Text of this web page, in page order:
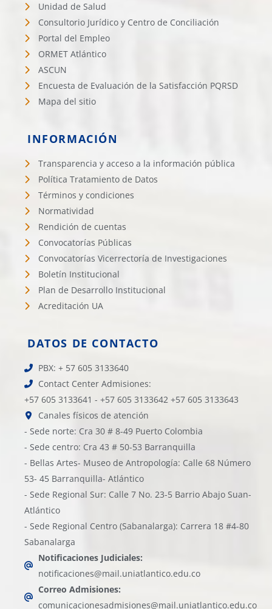
Unidad de Salud
Consultorio Jurídico y Centro de Conciliación
Portal del Empleo
ORMET Atlántico
ASCUN
Encuesta de Evaluación de la Satisfacción PQRSD
Mapa del sitio
INFORMACIÓN
Transparencia y acceso a la información pública
Política Tratamiento de Datos
Términos y condiciones
Normatividad
Rendición de cuentas
Convocatorías Públicas
Convocatorías Vicerrectoría de Investigaciones
Boletín Institucional
Plan de Desarrollo Institucional
Acreditación UA
DATOS DE CONTACTO
PBX: + 57 605 3133640
Contact Center Admisiones:
+57 605 3133641 - +57 605 3133642 +57 605 3133643
Canales físicos de atención
- Sede norte: Cra 30 # 8-49 Puerto Colombia
- Sede centro: Cra 43 # 50-53 Barranquilla
- Bellas Artes- Museo de Antropología: Calle 68 Número
53- 45 Barranquilla- Atlántico
- Sede Regional Sur: Calle 7 No. 23-5 Barrio Abajo Suan-
Atlántico
- Sede Regional Centro (Sabanalarga): Carrera 18 #4-80
Sabanalarga
Notificaciones Judiciales:
notificaciones@mail.uniatlantico.edu.co
Correo Admisiones:
comunicacionesadmisiones@mail.uniatlantico.edu.co